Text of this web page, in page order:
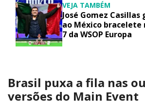
VEJA TAMBÉM
José Gomez Casillas
ao México bracelete
7 da WSOP Europa
Brasil puxa a fila nas
versões do Main Event